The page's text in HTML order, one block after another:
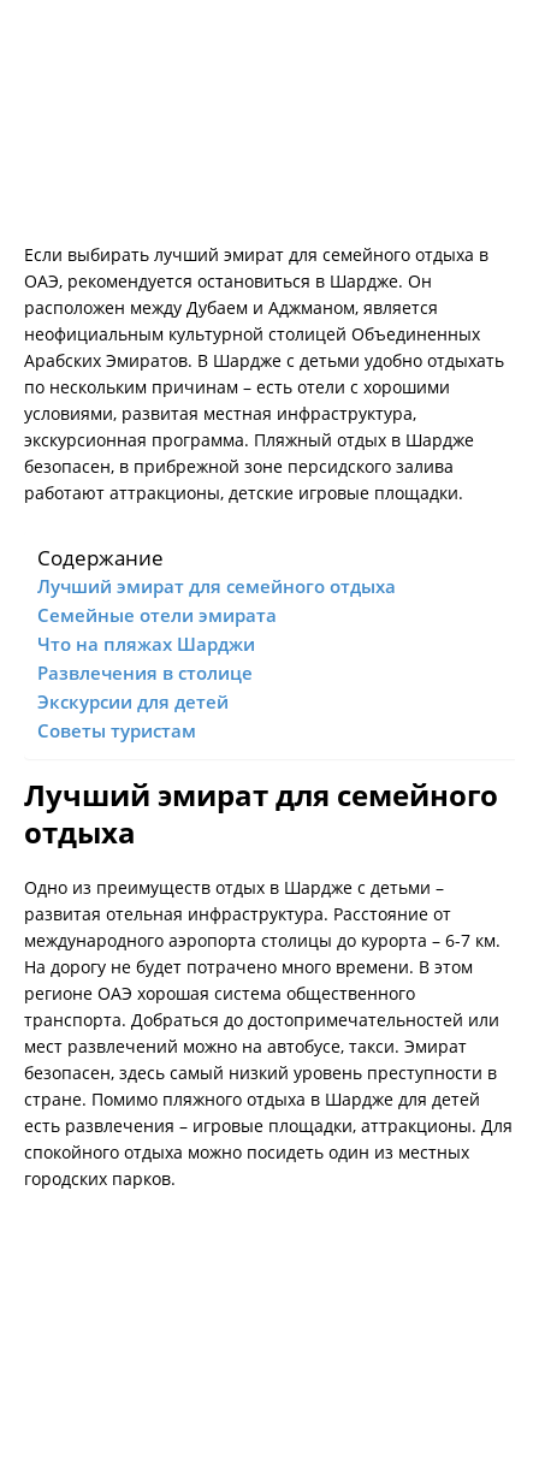
Если выбирать лучший эмират для семейного отдыха в
ОАЭ, рекомендуется остановиться в Шардже. Он
расположен между Дубаем и Аджманом, является
неофициальным культурной столицей Объединенных
Арабских Эмиратов. В Шардже с детьми удобно отдыхать
по нескольким причинам – есть отели с хорошими
условиями, развитая местная инфраструктура,
экскурсионная программа. Пляжный отдых в Шардже
безопасен, в прибрежной зоне персидского залива
работают аттракционы, детские игровые площадки.
Содержание
Лучший эмират для семейного отдыха
Семейные отели эмирата
Что на пляжах Шарджи
Развлечения в столице
Экскурсии для детей
Советы туристам
Лучший эмират для семейного
отдыха
Одно из преимуществ отдых в Шардже с детьми –
развитая отельная инфраструктура. Расстояние от
международного аэропорта столицы до курорта – 6-7 км.
На дорогу не будет потрачено много времени. В этом
регионе ОАЭ хорошая система общественного
транспорта. Добраться до достопримечательностей или
мест развлечений можно на автобусе, такси. Эмират
безопасен, здесь самый низкий уровень преступности в
стране. Помимо пляжного отдыха в Шардже для детей
есть развлечения – игровые площадки, аттракционы. Для
спокойного отдыха можно посидеть один из местных
городских парков.